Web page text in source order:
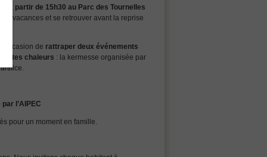
à partir de 15h30 au Parc des Tournelles
vacances et se retrouver avant la reprise
de rattraper deux événements
fortes chaleurs : la kermesse organisée par
l’AIPEC
pour un moment en famille.